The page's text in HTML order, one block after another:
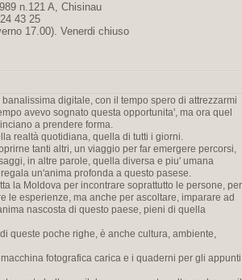
n.121 A, Chisinau
43 25
17.00). Venerdi chiuso
digitale, con il tempo spero di attrezzarmi
avevo sognato questa opportunita', ma ora quel
a prendere forma.
realtà quotidiana, quella di tutti i giorni.
tanti altri, un viaggio per far emergere percorsi,
in altre parole, quella diversa e piu' umana
un'anima profonda a questo pasese.
la Moldova per incontrare soprattutto le persone, per
le esperienze, ma anche per ascoltare, imparare ad
nascosta di questo paese, pieni di quella
queste poche righe, è anche cultura, ambiente,
fotografica carica e i quaderni per gli appunti